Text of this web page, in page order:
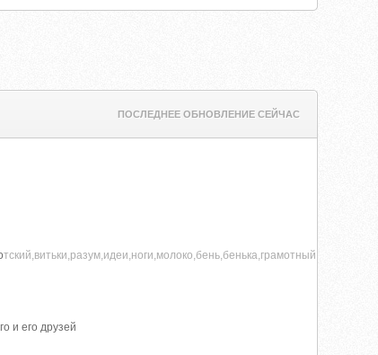
ПОСЛЕДНЕЕ ОБНОВЛЕНИЕ СЕЙЧАС
и его друзей